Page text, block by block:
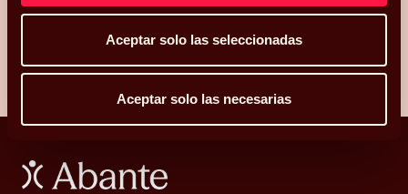
Aceptar solo las seleccionadas
Aceptar solo las necesarias
ENVIAR